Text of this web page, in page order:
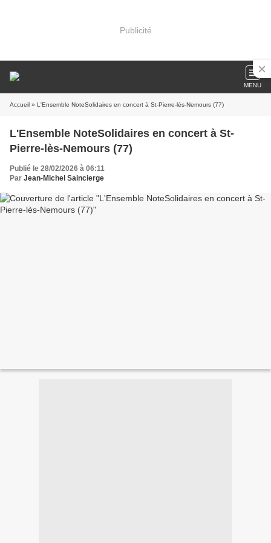
Publicité
MENU
Accueil » L'Ensemble NoteSolidaires en concert à St-Pierre-lès-Nemours (77)
L'Ensemble NoteSolidaires en concert à St-
Pierre-lès-Nemours (77)
Publié le 28/02/2026 à 06:11
Par Jean-Michel Saincierge